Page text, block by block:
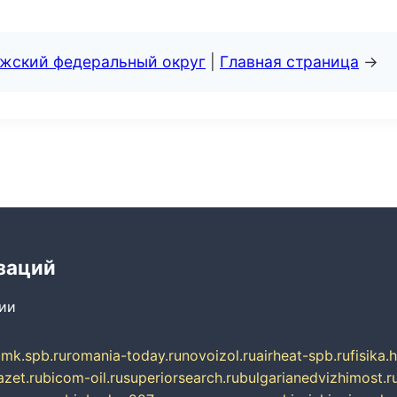
федеральный округ Главная страница →
romania-today.runovoizol.ruairheat-spb.ru
bicom-oil.rusuperiorsearch.ru